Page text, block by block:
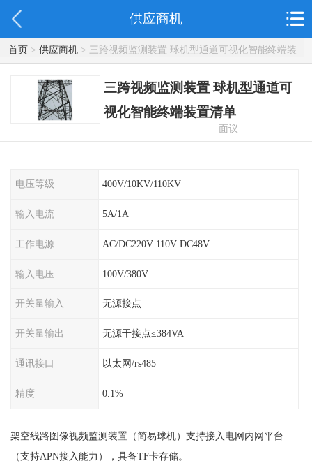
供应商机
首页> 供应商机> 三跨视频监测装置 球机型通道可视化智能终端装
置清单
三跨视频监测装置 球机型通道可
视化智能终端装置清单
面议
电压等级 400V/10KV/110KV
输入电流 5A/1A
工作电源 AC/DC220V 110V DC48V
输入电压 100V/380V
开关量输入 无源接点
开关量输出 无源干接点≤384VA
通讯接口 以太网/rs485
精度 0.1%
架空线路图像视频监测装置（简易球机）支持接入电网内网平台
（支持APN接入能力），具备TF卡存储。